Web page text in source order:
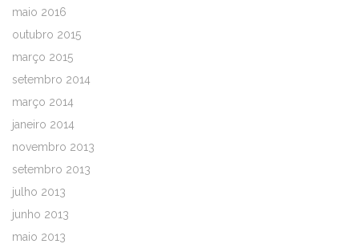
maio 2016
outubro 2015
março 2015
setembro 2014
março 2014
janeiro 2014
novembro 2013
setembro 2013
julho 2013
junho 2013
maio 2013